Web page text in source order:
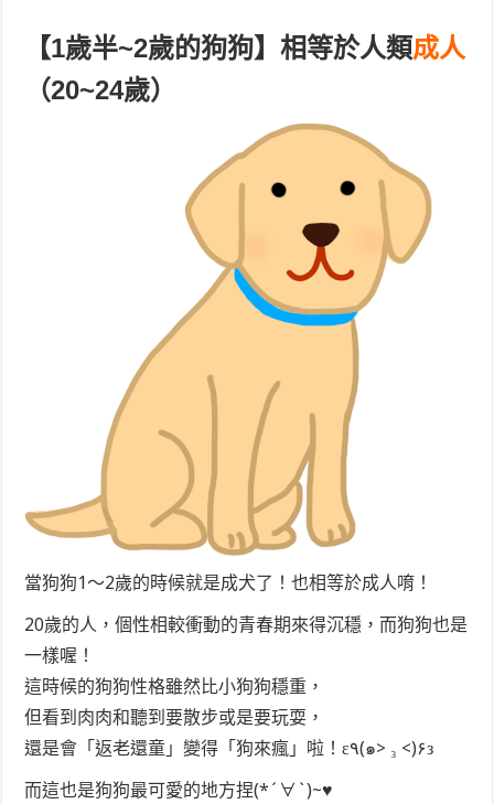
【1歲半~2歲的狗狗】相等於人類成人
（20~24歲）
當狗狗1～2歲的時候就是成犬了！也相等於成人唷！
20歲的人，個性相較衝動的青春期來得沉穩，而狗狗也是
一樣喔！
這時候的狗狗性格雖然比小狗狗穩重，
但看到肉肉和聽到要散步或是要玩耍，
還是會「返老還童」變得「狗來瘋」啦！ε٩(๑> ₃ <)۶з
而這也是狗狗最可愛的地方捏(*´∀`)~♥